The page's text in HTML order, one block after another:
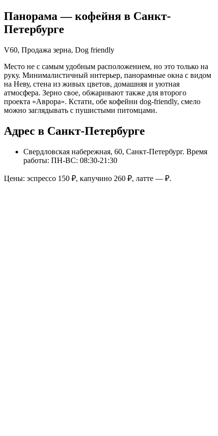
Панорама — кофейня в Санкт-
Петербурге
V60, Продажа зерна, Dog friendly
Место не с самым удобным расположением, но это только на
руку. Минималистичный интерьер, панорамные окна с видом
на Неву, стена из живых цветов, домашняя и уютная
атмосфера. Зерно свое, обжаривают также для второго
проекта «Аврора». Кстати, обе кофейни dog-friendly, смело
можно заглядывать с пушистыми питомцами.
Адрес в Санкт-Петербурге
Свердловская набережная, 60, Санкт-Петербург. Время
работы: ПН-ВС: 08:30-21:30
Цены: эспрессо 150 ₽, капучино 260 ₽, латте — ₽.